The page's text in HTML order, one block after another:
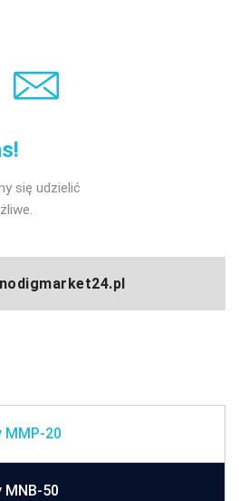
się udzielić
MMP-20
50